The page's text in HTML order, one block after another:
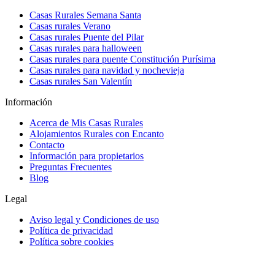
Casas Rurales Semana Santa
Casas rurales Verano
Casas rurales Puente del Pilar
Casas rurales para halloween
Casas rurales para puente Constitución Purísima
Casas rurales para navidad y nochevieja
Casas rurales San Valentín
Información
Acerca de Mis Casas Rurales
Alojamientos Rurales con Encanto
Contacto
Información para propietarios
Preguntas Frecuentes
Blog
Legal
Aviso legal y Condiciones de uso
Política de privacidad
Política sobre cookies